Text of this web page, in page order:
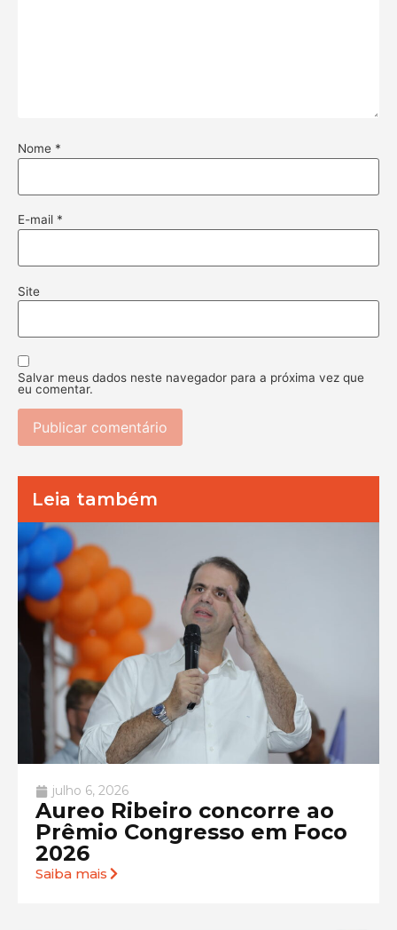
Nome *
E-mail *
Site
Salvar meus dados neste navegador para a próxima vez que
eu comentar.
Leia também
julho 6, 2026
Aureo Ribeiro concorre ao
Prêmio Congresso em Foco
2026
Saiba mais